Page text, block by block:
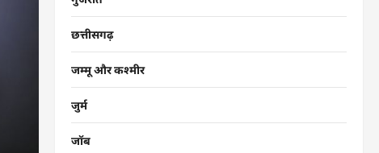
छत्तीसगढ़
जम्मू और कश्मीर
जुर्म
जॉब